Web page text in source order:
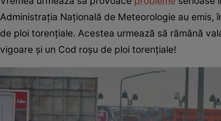
Administrația Națională de Meteorologie au
de ploi torențiale. Acestea urmează să rămână
vigoare și un Cod roșu de ploi torențiale!